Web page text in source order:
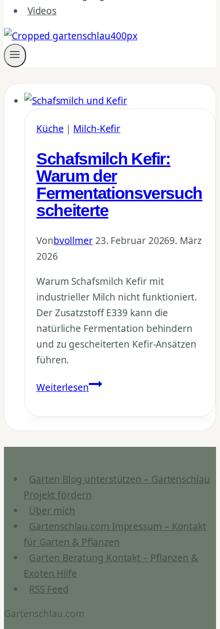
Videos
Küche | Milch-Kefir
Schafsmilch Kefir:
Warum der
Fermentationsversuch
scheiterte
Vonbvollmer 23. Februar 20269. März
2026
Warum Schafsmilch Kefir mit
industrieller Milch nicht funktioniert.
Der Zusatzstoff E339 kann die
natürliche Fermentation behindern
und zu gescheiterten Kefir-Ansätzen
führen.
WeiterlesenSchafsmilch
Warum
der
Fermentationsversuch
Garten Blog unterstützen – Gartenschlau
Projekt fördern
Über mich
Gartenschlau.com Impressum – Kontakt
für Garten & Pflanzen
Garten Beratung Kontakt – Pflanzen &
Exoten Hilfe
RSS Feed
Gartenschlau.com